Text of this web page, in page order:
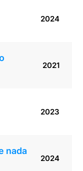
2024
2021
2023
nada
2024